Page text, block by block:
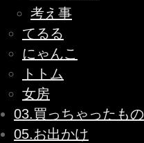
考え事
てるる
にゃんこ
トトム
女房
03.買っちゃったもの
05.お出かけ